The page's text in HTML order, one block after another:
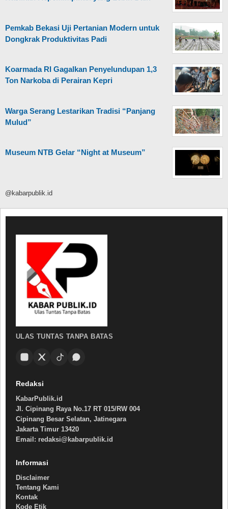
Pemkab Bekasi Uji Pertanian Modern untuk
Dongkrak Produktivitas Padi
Koarmada RI Gagalkan Penyelundupan 1,3
Ton Narkoba di Perairan Kepri
Warga Serang Lestarikan Tradisi “Panjang
Mulud”
Museum NTB Gelar “Night at Museum”
@kabarpublik.id
ULAS TUNTAS TANPA BATAS
Redaksi
KabarPublik.id
Jl. Cipinang Raya No.17 RT 015/RW 004
Cipinang Besar Selatan, Jatinegara
Jakarta Timur 13420
Email: redaksi@kabarpublik.id
Informasi
Disclaimer
Tentang Kami
Kontak
Kode Etik